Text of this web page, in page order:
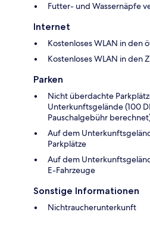
Futter- und Wassernäpfe
Internet
Kostenloses WLAN in den
Kostenloses WLAN in den
Parken
Nicht überdachte
Unterkunftsgelände (100
Pauschalgebühr
Auf dem
Parkplätze
Auf dem
E-Fahrzeuge
Sonstige Informationen
Nichtraucherunterkunft